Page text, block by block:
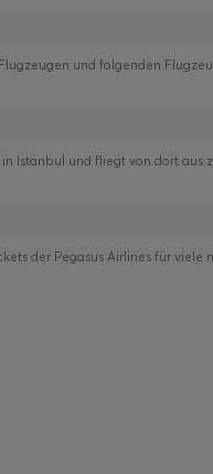
und folgenden
Istanbul und fliegt von dort aus
der Pegasus Airlines für